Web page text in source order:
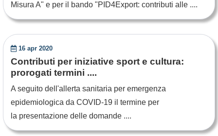
Misura A" e per il bando "PID4Export: contributi alle ....
16 apr 2020
Contributi per iniziative sport e cultura:
prorogati termini ....
A seguito dell'allerta sanitaria per emergenza
epidemiologica da COVID-19 il termine per
la presentazione delle domande ....